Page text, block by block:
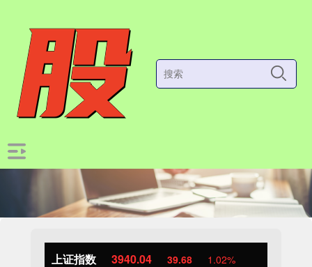
上证指数 3940.04 39.68 1.02%